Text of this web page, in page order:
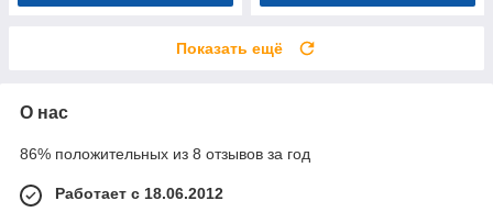
Показать ещё
О нас
86% положительных из 8 отзывов за год
Работает с 18.06.2012